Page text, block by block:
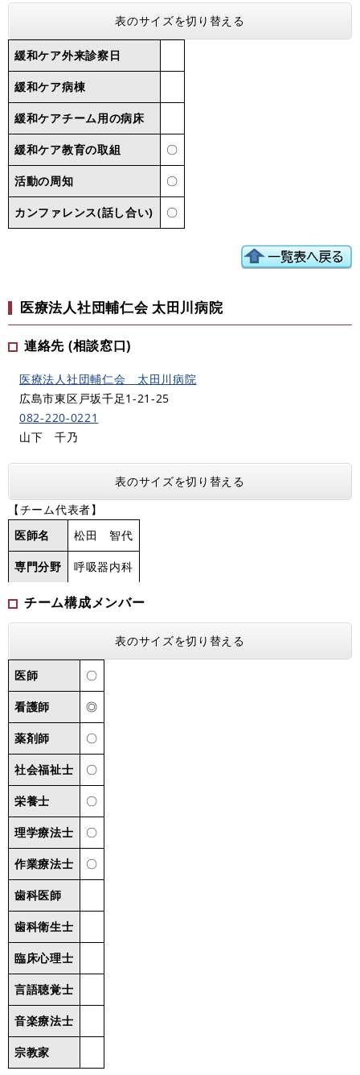
表のサイズを切り替える
緩和ケア外来診察日
緩和ケア病棟
緩和ケアチーム用の病床
緩和ケア教育の取組 〇
活動の周知 〇
カンファレンス(話し合い) 〇
医療法人社団輔仁会 太田川病院
連絡先 (相談窓口)
医療法人社団輔仁会 太田川病院
広島市東区戸坂千足1-21-25
082-220-0221
山下 千乃
表のサイズを切り替える
【チーム代表者】
医師名
松田 智代
専門分野 呼吸器内科
チーム構成メンバー
表のサイズを切り替える
医師 〇
看護師 ◎
薬剤師 〇
社会福祉士 〇
栄養士 〇
理学療法士 〇
作業療法士 〇
歯科医師
歯科衛生士
臨床心理士
言語聴覚士
音楽療法士
宗教家